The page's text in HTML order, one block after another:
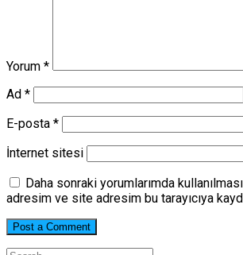
Yorum *
Ad *
E-posta *
İnternet sitesi
Daha sonraki yorumlarımda
adresim ve site adresim bu tarayıcıya